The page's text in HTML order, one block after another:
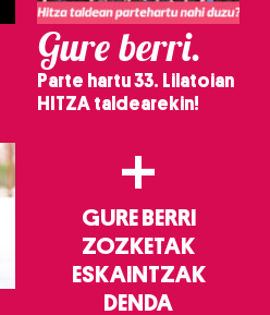
Gure berri.
Parte hartu 33. Lilatoian
HITZA taldearekin!
+
GURE BERRI
ZOZKETAK
ESKAINTZAK
DENDA